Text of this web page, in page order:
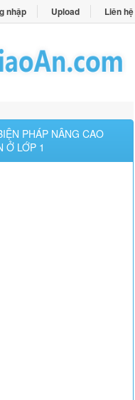
nhập Upload Liên hệ
PHÁP NÂNG CAO
Ở LỚP 1